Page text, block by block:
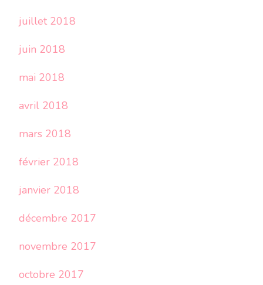
juillet 2018
juin 2018
mai 2018
avril 2018
mars 2018
février 2018
janvier 2018
décembre 2017
novembre 2017
octobre 2017